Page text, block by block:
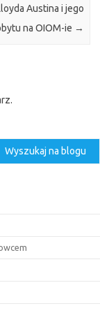
Austina i jego
na OIOM-ie →
Wyszukaj na blogu